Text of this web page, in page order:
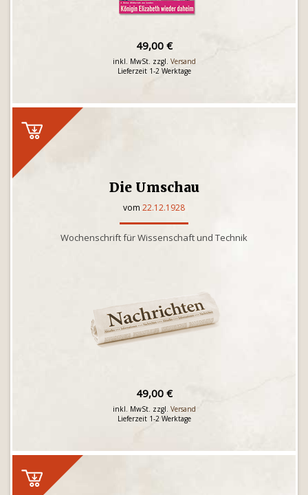
49,00 €
inkl. MwSt. zzgl. Versand
Lieferzeit 1-2 Werktage
Die Umschau
vom 22.12.1928
Wochenschrift für Wissenschaft und Technik
49,00 €
inkl. MwSt. zzgl. Versand
Lieferzeit 1-2 Werktage